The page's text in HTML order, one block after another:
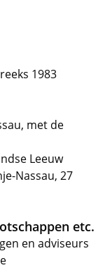
1983
met de
Leeuw
Nassau, 27
etc.
en adviseurs